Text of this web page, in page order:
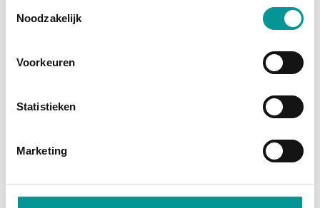
Noodzakelijk
Voorkeuren
Statistieken
MarketingAutomaat - 332348km - 2021